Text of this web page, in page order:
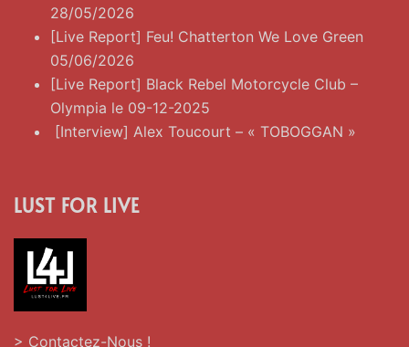
28/05/2026
[Live Report] Feu! Chatterton We Love Green
05/06/2026
[Live Report] Black Rebel Motorcycle Club –
Olympia le 09-12-2025
[Interview] Alex Toucourt – « TOBOGGAN »
LUST FOR LIVE
> Contactez-Nous !